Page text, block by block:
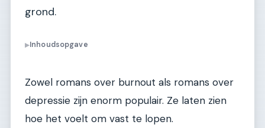
grond.
▶Inhoudsopgave
Zowel romans over burnout als romans over
depressie zijn enorm populair. Ze laten zien
hoe het voelt om vast te lopen.